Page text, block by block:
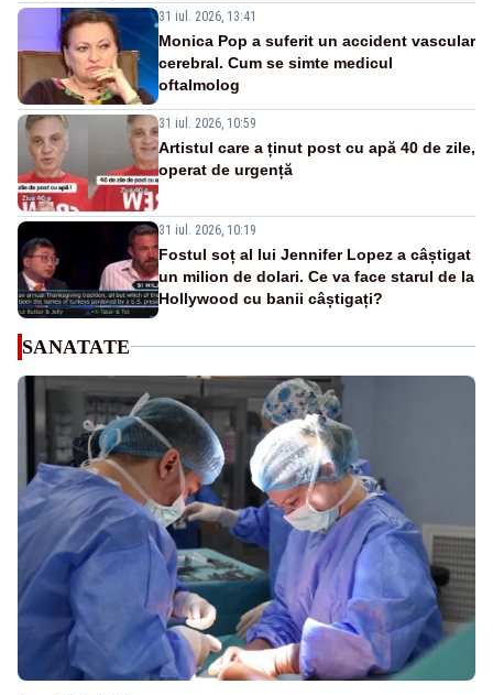
31 iul. 2026, 13:41
Monica Pop a suferit un accident vascular
cerebral. Cum se simte medicul
oftalmolog
31 iul. 2026, 10:59
Artistul care a ținut post cu apă 40 de zile,
operat de urgență
31 iul. 2026, 10:19
Fostul soț al lui Jennifer Lopez a câștigat
un milion de dolari. Ce va face starul de la
Hollywood cu banii câștigați?
SANATATE